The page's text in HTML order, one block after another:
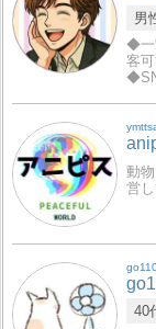
男
◆一
客
動
営
40